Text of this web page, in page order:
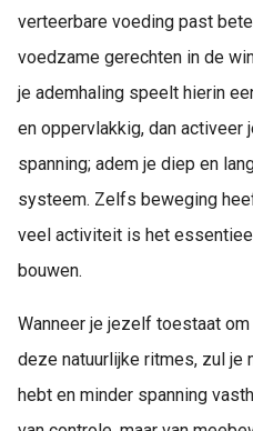
verteerbare voeding past
voedzame gerechten in de
je ademhaling speelt hierin
en oppervlakkig, dan
spanning; adem je diep en
systeem. Zelfs beweging
veel activiteit is het
bouwen.
Wanneer je jezelf toestaat
deze natuurlijke ritmes, zul je
hebt en minder spanning